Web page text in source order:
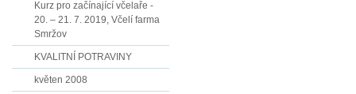
Kurz pro začínající včelaře -
20. – 21. 7. 2019, Včelí farma
Smržov
KVALITNÍ POTRAVINY
květen 2008